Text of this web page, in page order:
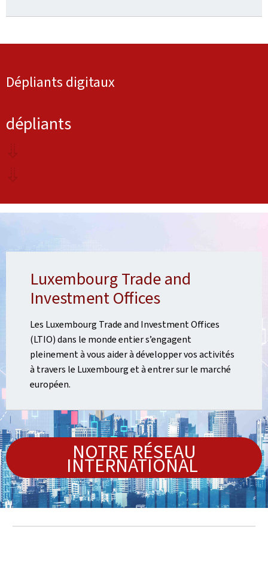
Dépliants digitaux
dépliants
Luxembourg Trade and
Investment Offices
Les Luxembourg Trade and Investment Offices
(LTIO) dans le monde entier s’engagent
pleinement à vous aider à développer vos activités
à travers le Luxembourg et à entrer sur le marché
européen.
NOTRE RÉSEAU
INTERNATIONAL